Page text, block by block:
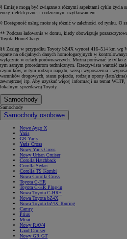
§ Emisje mogą być związane z różnymi aspektami cyklu życia
energii elektrycznej i codziennym użytkowaniem.
◊ Dostępność usług może się różnić w zależności od rynku. O
** Podczas ładowania w domu, kiedy obowiązuje
Toyota HomeCharge.
§§ Zasięg w przypadku Toyoty bZ4X wynosi 416–514 km wg
oparte na oficjalnych danych homologacyjnych w
wyłącznie w celach porównawczych. Można porównać je tylko
tym samym procedurom technicznym. Rzeczywista wartość
czynników, w tym rodzaju napędu, wersji wyposażenia i
warunków drogowych, stanu pojazdu, rodzaju opony (lato/
zewnętrznej itp. Aby uzyskać więcej informacji na temat
lokalnym sprzedawcą Toyoty.
Samochody
Samochody
Samochody osobowe
Nowe Aygo X
Yaris
GR Yaris
Yaris Cross
Nowy Yaris Cross
Nowy Urban Cruiser
Corolla Hatchback
Corolla Sedan
Corolla TS Kombi
Nowa Corolla Cross
Toyota C-HR
Toyota C-HR Plug-in
Nowa Toyota C-HR+
Nowa Toyota bZ4X
Nowa Toyota bZ4X Touring
Camry
Prius
Mirai
Nowy RAV4
Land Cruiser
Nowy GR GT